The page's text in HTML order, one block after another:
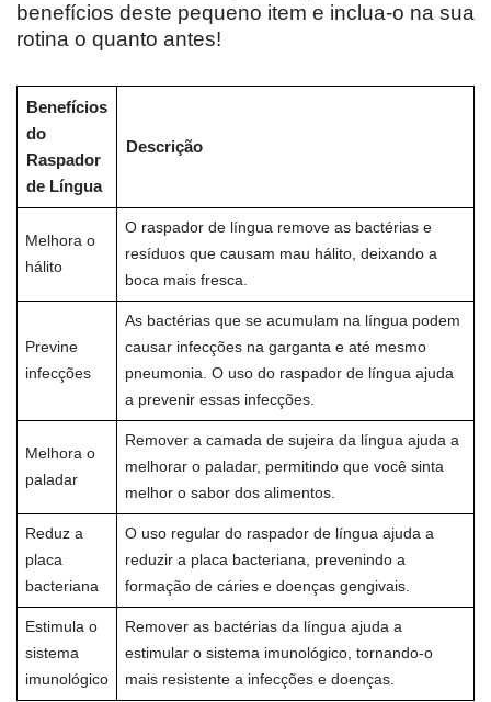
benefícios deste pequeno item e inclua-o na sua
rotina o quanto antes!
Benefícios
do
Raspador
de Língua
Descrição
Melhora o
hálito
O raspador de língua remove as bactérias e
resíduos que causam mau hálito, deixando a
boca mais fresca.
Previne
infecções
As bactérias que se acumulam na língua podem
causar infecções na garganta e até mesmo
pneumonia. O uso do raspador de língua ajuda
a prevenir essas infecções.
Melhora o
paladar
Remover a camada de sujeira da língua ajuda a
melhorar o paladar, permitindo que você sinta
melhor o sabor dos alimentos.
Reduz a
placa
bacteriana
O uso regular do raspador de língua ajuda a
reduzir a placa bacteriana, prevenindo a
formação de cáries e doenças gengivais.
Estimula o
sistema
imunológico
Remover as bactérias da língua ajuda a
estimular o sistema imunológico, tornando-o
mais resistente a infecções e doenças.